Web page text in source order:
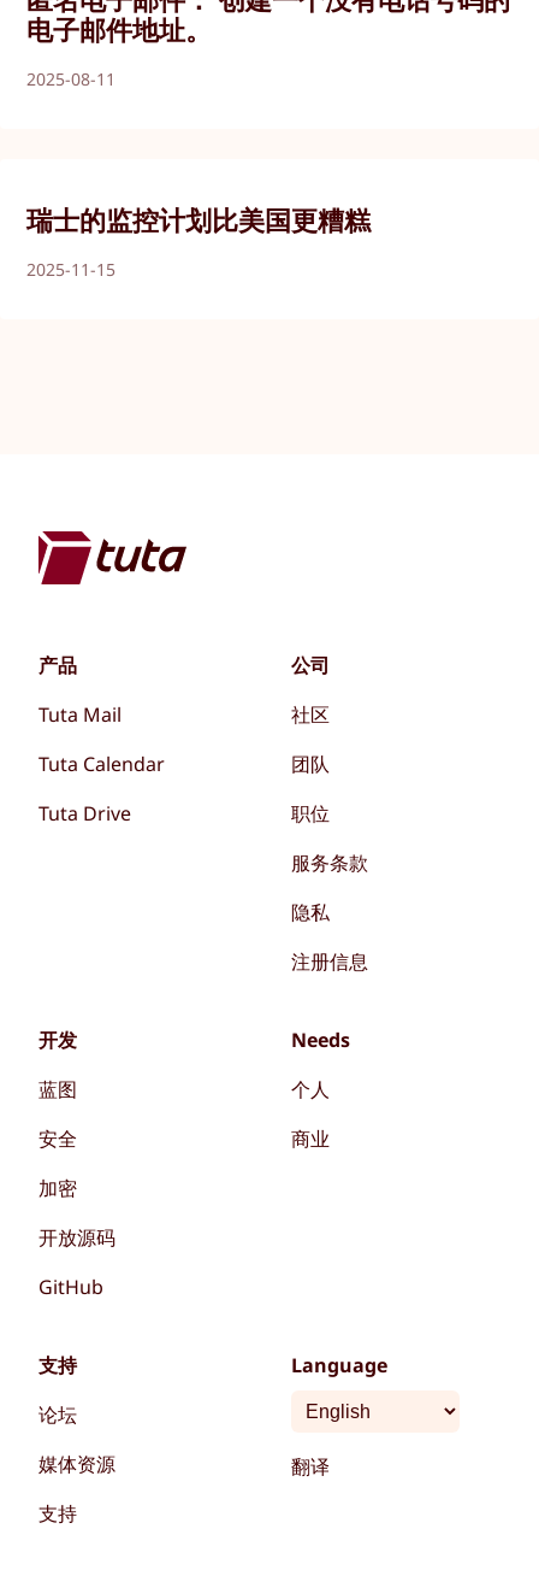
电子邮件地址。
2025-08-11
瑞士的监控计划比美国更糟糕
2025-11-15
产品
Tuta Mail
Tuta Calendar
Tuta Drive
公司
社区
团队
职位
服务条款
隐私
注册信息
开发
蓝图
安全
加密
开放源码
GitHub
Needs
个人
商业
支持
论坛
媒体资源
支持
Language
翻译